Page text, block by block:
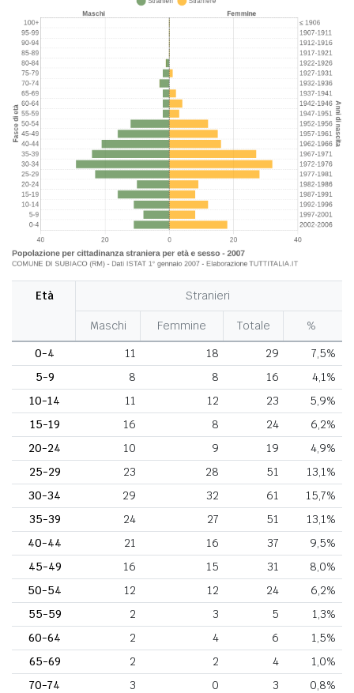
Età Stranieri
Maschi Femmine Totale
%
0-4
11 18 29
7,5%
5-9
8 8 16
4,1%
10-14
11 12 23
5,9%
15-19
16 8 24
6,2%
20-24
10 9 19
4,9%
25-29
23 28 51
13,1%
30-34
29 32 61
15,7%
35-39
24 27 51
13,1%
40-44
21 16 37
9,5%
45-49
16 15 31
8,0%
50-54
12 12 24
6,2%
55-59
2 3 5
1,3%
60-64
2 4 6
1,5%
65-69
2 2 4
1,0%
70-74
3 0 3
0,8%